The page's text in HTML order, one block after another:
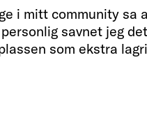
i mitt community sa
savnet jeg
som ekstra